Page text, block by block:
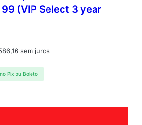
99 (VIP Select 3 year
sem juros
Pix ou Boleto